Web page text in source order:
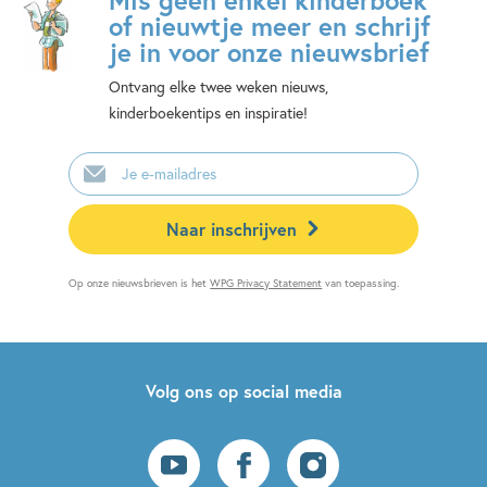
of nieuwtje meer en schrijf
je in voor onze nieuwsbrief
Ontvang elke twee weken nieuws,
kinderboekentips en inspiratie!
E-
mailadres
Naar inschrijven
Op onze nieuwsbrieven is hetWPG Privacy Statement van toepassing.
Volg ons op social media